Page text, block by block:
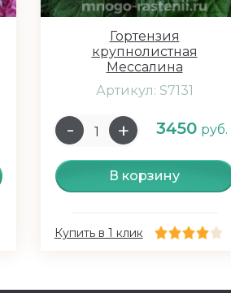
Гортензия
крупнолистная
Мессалина
Артикул: S7131
3450 руб.
В корзину
Купить в 1 клик